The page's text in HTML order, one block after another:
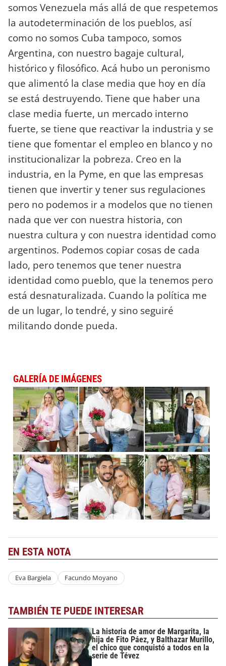
somos Venezuela más allá de que respetemos
la autodeterminación de los pueblos, así
como no somos Cuba tampoco, somos
Argentina, con nuestro bagaje cultural,
histórico y filosófico. Acá hubo un peronismo
que alimentó la clase media que hoy en día
se está destruyendo. Tiene que haber una
clase media fuerte, un mercado interno
fuerte, se tiene que reactivar la industria y se
tiene que fomentar el empleo en blanco y no
institucionalizar la pobreza. Creo en la
industria, en la Pyme, en que las empresas
tienen que invertir y tener sus regulaciones
pero no podemos ir a modelos que no tienen
nada que ver con nuestra historia, con
nuestra cultura y con nuestra identidad como
argentinos. Podemos copiar cosas de cada
lado, pero tenemos que tener nuestra
identidad como pueblo, que la tenemos pero
está desnaturalizada. Cuando la política me
de un lugar, lo tendré, y sino seguiré
militando donde pueda.
GALERÍA DE IMÁGENES
EN ESTA NOTA
Eva Bargiela Facundo Moyano
TAMBIÉN TE PUEDE INTERESAR
La historia de amor de Margarita, la
hija de Fito Páez, y Balthazar Murillo,
el chico que conquistó a todos en la
serie de Tévez